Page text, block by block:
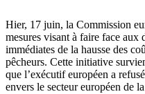
Hier, 17 juin, la Commission
mesures visant à faire face aux
immédiates de la hausse des
pêcheurs. Cette initiative
que l’exécutif européen a
envers le secteur européen de